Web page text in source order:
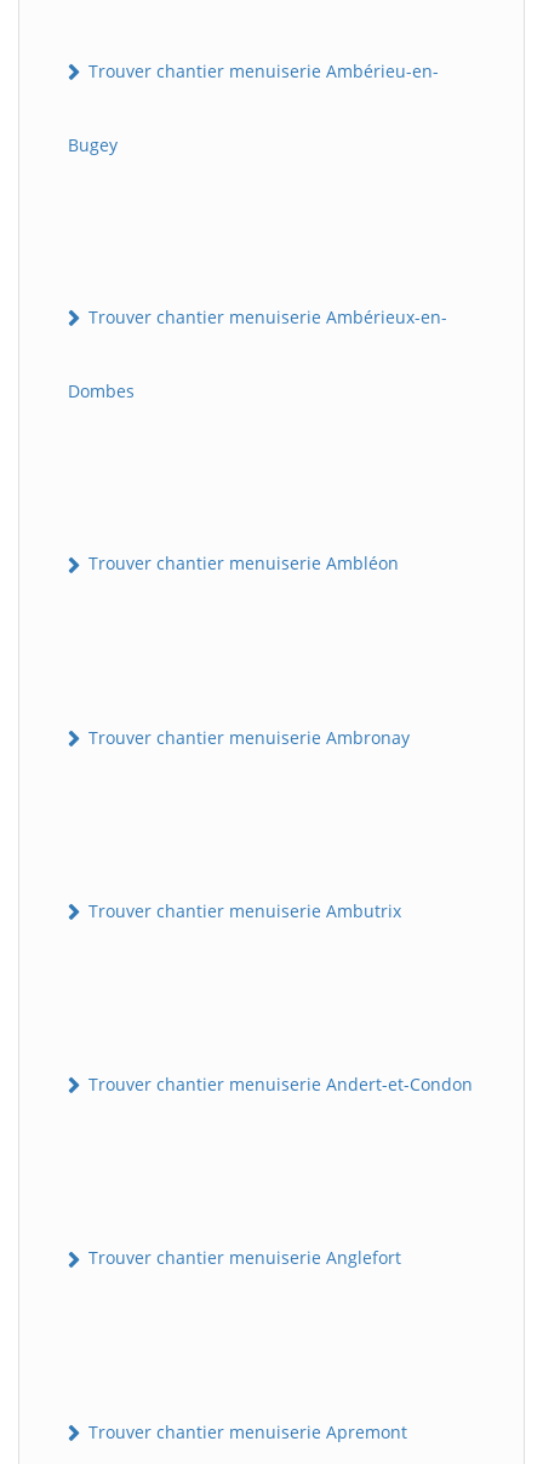
Trouver chantier menuiserie Ambérieu-en-
Bugey
Trouver chantier menuiserie Ambérieux-en-
Dombes
Trouver chantier menuiserie Ambléon
Trouver chantier menuiserie Ambronay
Trouver chantier menuiserie Ambutrix
Trouver chantier menuiserie Andert-et-Condon
Trouver chantier menuiserie Anglefort
Trouver chantier menuiserie Apremont